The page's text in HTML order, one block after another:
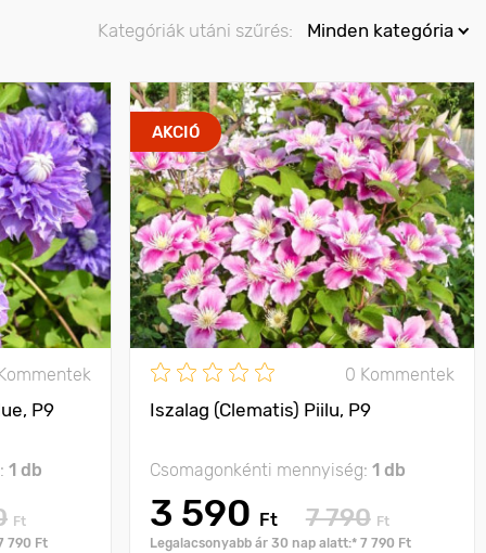
Kategóriák utáni szűrés: Minden kategória
P9
1 db
Ft
790 Ft
AKCIÓ
0 Kommentek
Iszalag (Clematis) Piilu, P9
Csomagonkénti mennyiség: 1 db
3 590 Ft 7 790 Ft
Legalacsonyabb ár 30 nap alatt:* 7 790 Ft